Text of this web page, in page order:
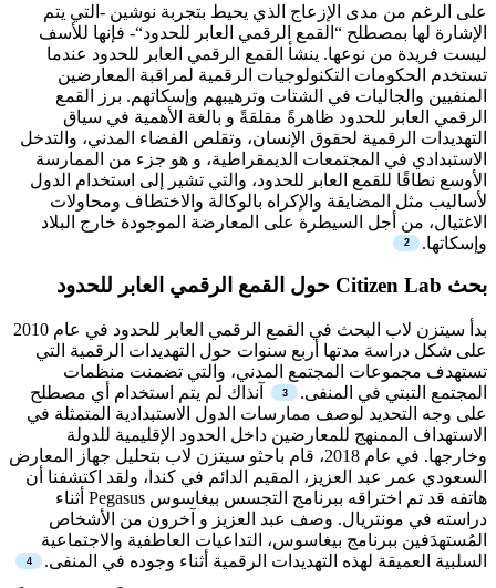
على الرغم من مدى الإزعاج الذي يحيط بتجربة نوشين -التي يتم
الإشارة لها بمصطلح “القمع الرقمي العابر للحدود“- فإنها للأسف
ليست فريدة من نوعها. ينشأ القمع الرقمي العابر للحدود عندما
تستخدم الحكومات التكنولوجيات الرقمية لمراقبة المعارضين
المنفيين والجاليات في الشتات وترهيبهم وإسكاتهم. برز القمع
الرقمي العابر للحدود ظاهرةً مقلقةً و بالغة الأهمية في سياق
التهديدات الرقمية لحقوق الإنسان، وتقلص الفضاء المدني، والتدخل
الاستبدادي في المجتمعات الديمقراطية، و هو جزء من الممارسة
الأوسع نطاقًا للقمع العابر للحدود، والتي تشير إلى استخدام الدول
لأساليب مثل المضايقة والإكراه بالوكالة والاختطاف ومحاولات
الاغتيال، من أجل السيطرة على المعارضة الموجودة خارج البلاد
وإسكاتها.
بحث Citizen Lab حول القمع الرقمي العابر للحدود
بدأ سيتزن لاب البحث في القمع الرقمي العابر للحدود في عام 2010
على شكل دراسة مدتها أربع سنوات حول التهديدات الرقمية التي
تستهدف مجموعات المجتمع المدني، والتي تضمنت منظمات
المجتمع التبتي في المنفى.
آنذاك لم يتم استخدام أي مصطلح
على وجه التحديد لوصف ممارسات الدول الاستبدادية المتمثلة في
الاستهداف الممنهج للمعارضين داخل الحدود الإقليمية للدولة
وخارجها. في عام 2018، قام باحثو سيتزن لاب بتحليل جهاز المعارض
السعودي عمر عبد العزيز، المقيم الدائم في كندا، ولقد اكتشفنا أن
هاتفه قد تم اختراقه ببرنامج التجسس بيغاسوس Pegasus أثناء
دراسته في مونتريال. وصف عبد العزيز و آخرون من الأشخاص
المُستهدَفين ببرنامج بيغاسوس، التداعيات العاطفية والاجتماعية
السلبية العميقة لهذه التهديدات الرقمية أثناء وجوده في المنفى.